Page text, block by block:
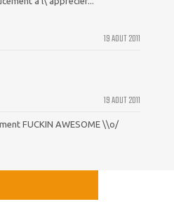
19 AOUT 2011
19 AOUT 2011
FUCKIN AWESOME \\o/